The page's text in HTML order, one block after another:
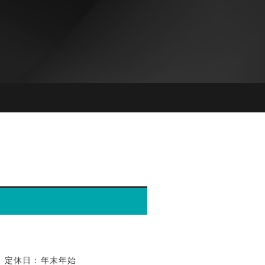
定休日：年末年始